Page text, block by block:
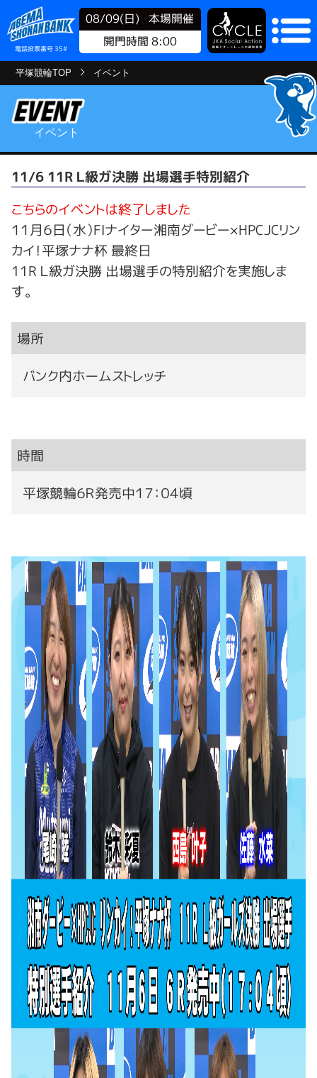
電話投票番号 35#
08/09(日)
本場開催
開門時間 8:00
平塚競輪TOP イベント
イベント
11/6 11R Ｌ級ガ決勝 出場選手特別紹介
こちらのイベントは終了しました
１１月６日（水）FⅠナイター湘南ダービー×HPCJCリン
カイ！平塚ナナ杯 最終日
11R Ｌ級ガ決勝 出場選手の特別紹介を実施しま
す。
場所
バンク内ホームストレッチ
時間
平塚競輪６Ｒ発売中１７：０４頃